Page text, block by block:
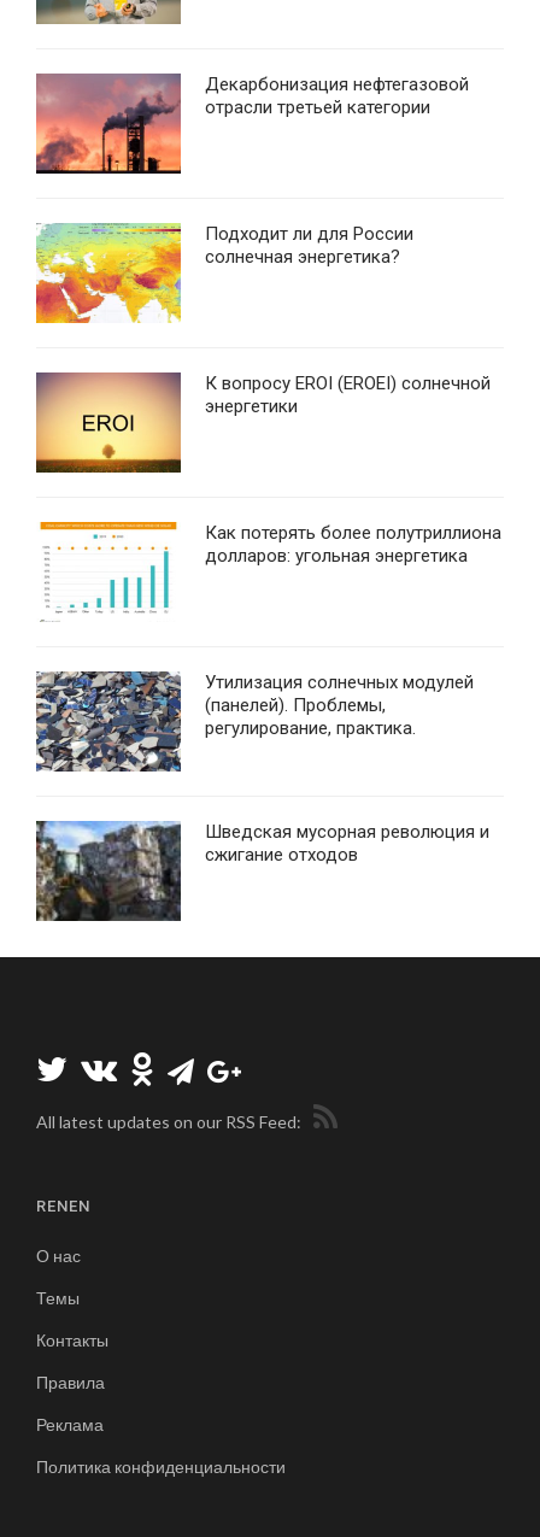
Декарбонизация нефтегазовой
отрасли третьей категории
Подходит ли для России
солнечная энергетика?
К вопросу EROI (EROEI) солнечной
энергетики
Как потерять более полутриллиона
долларов: угольная энергетика
Утилизация солнечных модулей
(панелей). Проблемы,
регулирование, практика.
Шведская мусорная революция и
сжигание отходов
All latest updates on our RSS Feed:
RENEN
О нас
Темы
Контакты
Правила
Реклама
Политика конфиденциальности